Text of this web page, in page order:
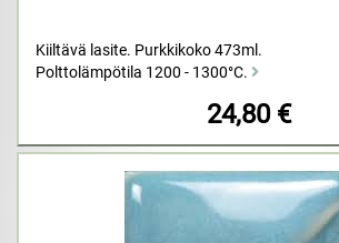
Kiiltävä lasite. Purkkikoko 473ml.
Polttolämpötila 1200 - 1300°C.
24,80 €